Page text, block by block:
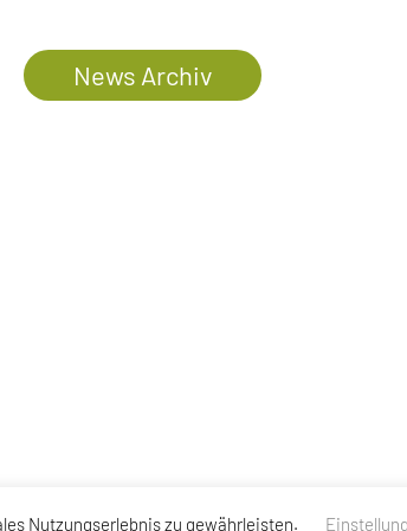
News Archiv
Nutzungserlebnis zu gewährleisten.